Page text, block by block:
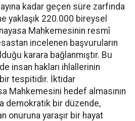
kadar geçen süre zarfında
yaklaşık 220.000 bireysel
Mahkemesinin resmî
incelenen başvuruların
karara bağlanmıştır. Bu
insan hakları ihlallerinin
bir tespitidir. İktidar
Mahkemesini hedef almasının
demokratik bir düzende,
onuruna yaraşır bir hayat